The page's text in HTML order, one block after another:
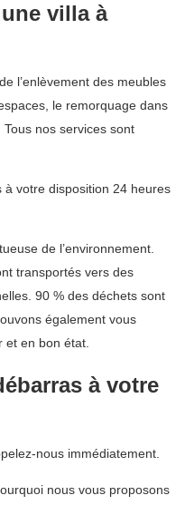
villa à
l’enlèvement des meubles
le remorquage dans
nos services sont
votre disposition 24 heures
de l’environnement.
transportés vers des
90 % des déchets sont
également vous
et en bon état.
à votre
nous immédiatement.
nous vous proposons